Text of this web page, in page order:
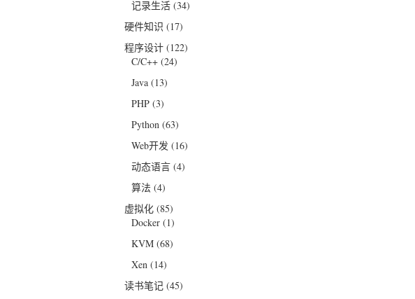
记录生活(34)
硬件知识 (17)
程序设计(122)
C/C++(24)
Java(13)
PHP(3)
Python(63)
Web开发 (16)
动态语言(4)
算法(4)
虚拟化(85)
Docker(1)
KVM(68)
Xen(14)
读书笔记(45)